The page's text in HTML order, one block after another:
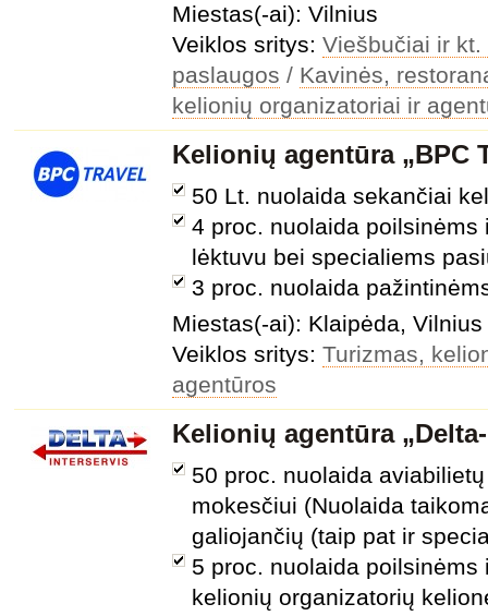
Miestas(-ai): Vilnius
Veiklos sritys: Viešbučiai ir
paslaugos / Kavinės,
kelionių organizatoriai ir
Kelionių agentūra „BPC
50 Lt. nuolaida sekančiai
4 proc. nuolaida
lėktuvu bei specialiems
3 proc. nuolaida
Miestas(-ai): Klaipėda, Vilnius
Veiklos sritys: Turizmas,
agentūros
Kelionių agentūra
50 proc. nuolaida
mokesčiui (Nuolaida
galiojančių (taip pat ir
5 proc. nuolaida
kelionių organizatorių